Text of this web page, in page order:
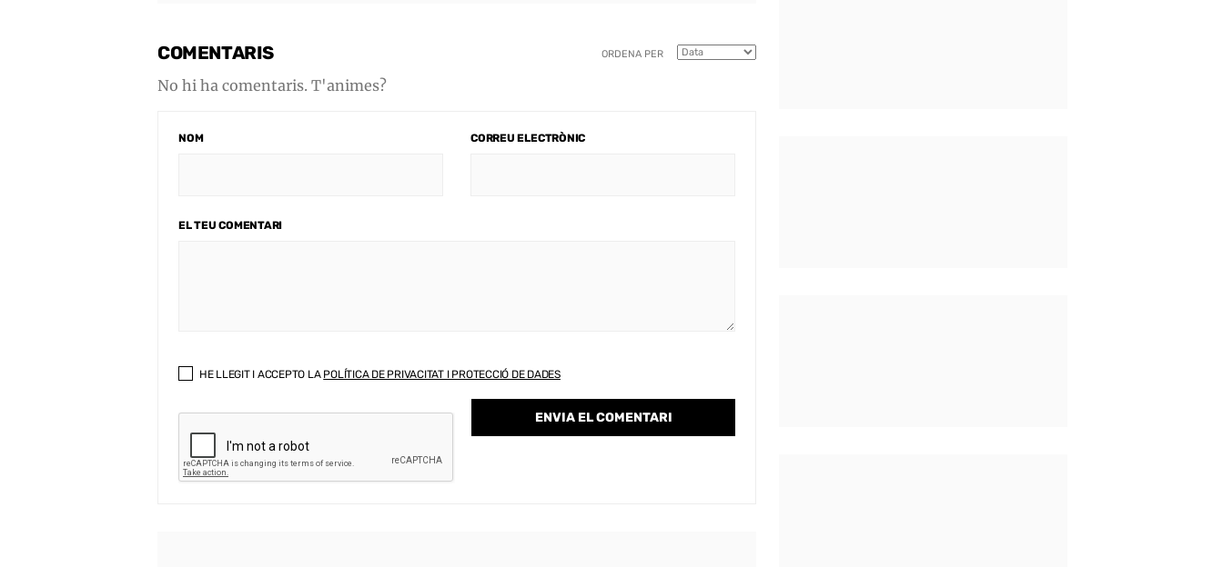
COMENTARIS ORDENA PER
No hi ha comentaris. T'animes?
NOM CORREU ELECTRÒNIC
EL TEU COMENTARI
HE LLEGIT I ACCEPTO LA POLÍTICA DE PRIVACITAT I PROTECCIÓ DE DADES